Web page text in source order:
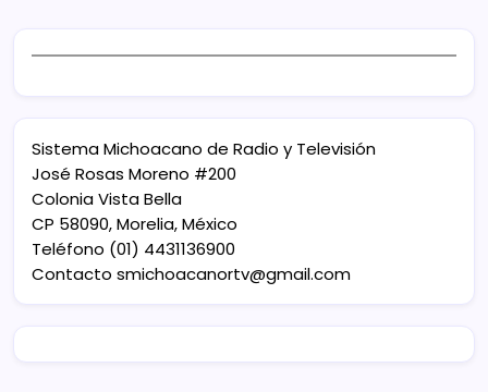
Sistema Michoacano de Radio y Televisión
José Rosas Moreno #200
Colonia Vista Bella
CP 58090, Morelia, México
Teléfono (01) 4431136900
Contacto smichoacanortv@gmail.com